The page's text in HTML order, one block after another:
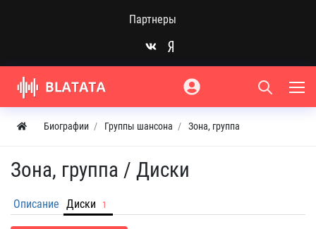
Партнеры
Биографии Группы шансона Зона, группа
Зона, группа / Диски
Описание Диски 1